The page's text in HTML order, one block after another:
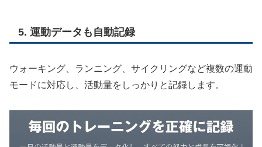
5. 運動データも自動記録
ウォーキング、ランニング、サイクリングなど複数の運動
モードに対応し、活動量をしっかりと記録します。